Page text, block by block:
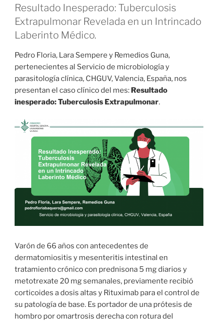
Resultado Inesperado: Tuberculosis
Extrapulmonar Revelada en un Intrincado
Laberinto Médico.
Pedro Floria, Lara Sempere y Remedios Guna,
pertenecientes al Servicio de microbiología y
parasitología clínica, CHGUV, Valencia, España, nos
presentan el caso clínico del mes: Resultado
inesperado: Tuberculosis Extrapulmonar.
Varón de 66 años con antecedentes de
dermatomiositis y mesenteritis intestinal en
tratamiento crónico con prednisona 5 mg diarios y
metotrexate 20 mg semanales, previamente recibió
corticoides a dosis altas y Rituximab para el control de
su patología de base. Es portador de una prótesis de
hombro por omartrosis derecha con rotura del